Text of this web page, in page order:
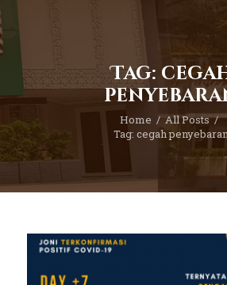
Tag:
Home
All Posts
Tag: cegah
Yuk Berdonasi
Kontak